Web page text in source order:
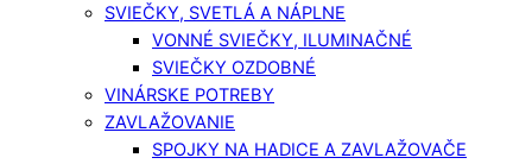
SVIEČKY, SVETLÁ A NÁPLNE
VONNÉ SVIEČKY, ILUMINAČNÉ
SVIEČKY OZDOBNÉ
VINÁRSKE POTREBY
ZAVLAŽOVANIE
SPOJKY NA HADICE A ZAVLAŽOVAČE